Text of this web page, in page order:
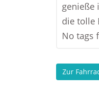
genieße
die tolle
No tags
Zur